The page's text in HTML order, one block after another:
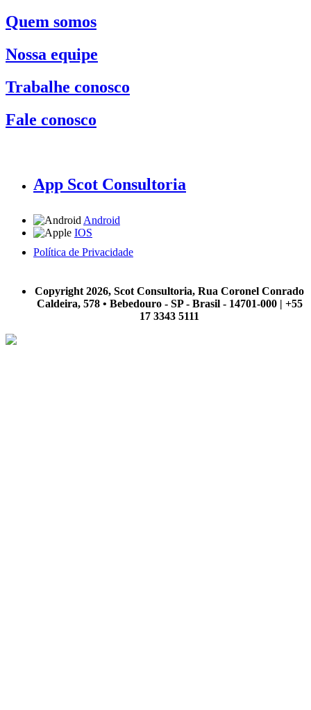
Quem somos
Nossa equipe
Trabalhe conosco
Fale conosco
App Scot Consultoria
Android
IOS
Política de Privacidade
Copyright 2026, Scot Consultoria, Rua Coronel Conrado
Caldeira, 578 • Bebedouro - SP - Brasil - 14701-000 | +55
17 3343 5111